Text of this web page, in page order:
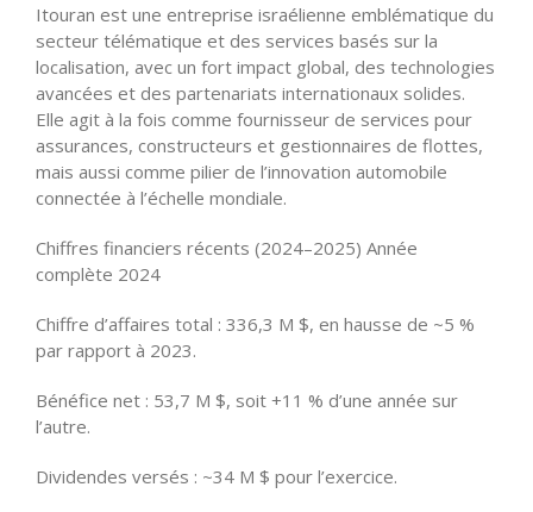
Itouran est une entreprise israélienne emblématique du
secteur télématique et des services basés sur la
localisation, avec un fort impact global, des technologies
avancées et des partenariats internationaux solides.
Elle agit à la fois comme fournisseur de services pour
assurances, constructeurs et gestionnaires de flottes,
mais aussi comme pilier de l’innovation automobile
connectée à l’échelle mondiale.
Chiffres financiers récents (2024–2025) Année
complète 2024
Chiffre d’affaires total : 336,3 M $, en hausse de ~5 %
par rapport à 2023.
Bénéfice net : 53,7 M $, soit +11 % d’une année sur
l’autre.
Dividendes versés : ~34 M $ pour l’exercice.